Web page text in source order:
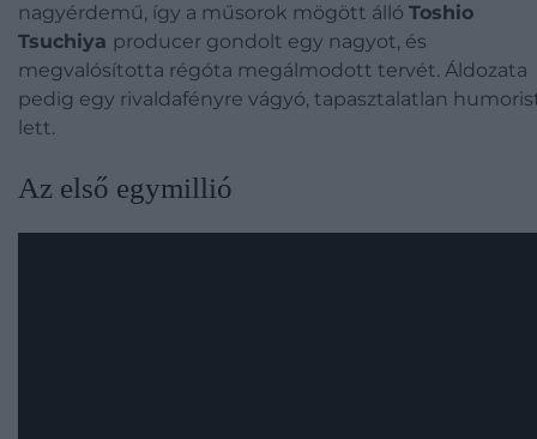
nagyérdemű, így a műsorok mögött álló Toshio
Tsuchiya producer gondolt egy nagyot, és
megvalósította régóta megálmodott tervét. Áldozata
pedig egy rivaldafényre vágyó, tapasztalatlan
lett.
Az első egymillió